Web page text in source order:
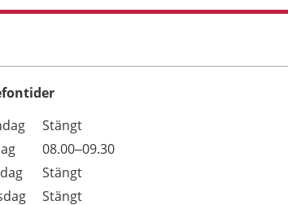
Stängt
08.00–09.30
Stängt
Stängt